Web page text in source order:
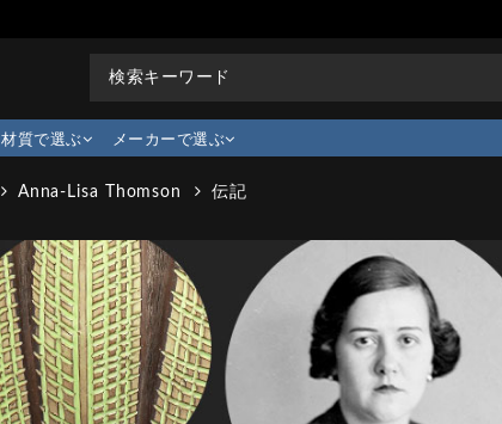
材質で選ぶ メーカーで選ぶ
Anna-Lisa Thomson 伝記